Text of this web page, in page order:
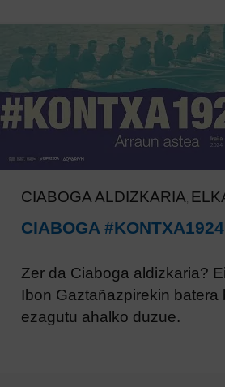
CIABOGA ALDIZKARIA,
CIABOGA #KONTXA1924
Zer da Ciaboga aldizkaria?
Ibon Gaztañazpirekin batera
ezagutu ahalko duzue.